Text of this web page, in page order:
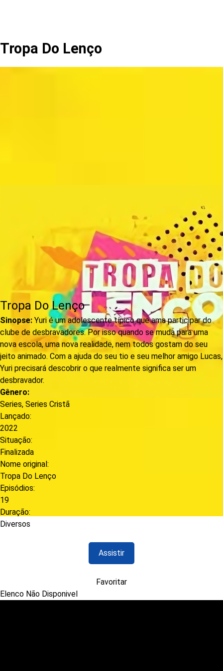
Tropa Do Lenço
Tropa Do Lenço
Sinopse: Yuri é um adolescente típico que ama participar do
clube de desbravadores. Por isso quando se muda para uma
nova escola, uma nova realidade, nem todos gostam do seu
jeito animado. Com a ajuda do seu tio e seu melhor amigo Lucas,
Yuri precisará descobrir o que realmente significa ser um
desbravador.
Gênero:
Series, Series Cristã
Lançado:
2022
Situação:
Finalizada
Nome original:
Tropa Do Lenço
Episódios:
19
Duração:
Diversos
Assistir
Favoritar
Elenco Não Disponivel